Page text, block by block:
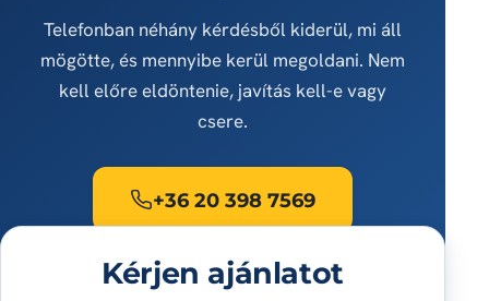
Telefonban néhány kérdésből kiderül, mi áll
mögötte, és mennyibe kerül megoldani. Nem
kell előre eldöntenie, javítás kell-e vagy
csere.
+36 20 398 7569
Kérjen ajánlatot